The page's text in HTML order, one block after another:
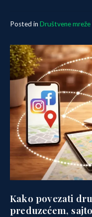
Posted in Društvene
Kako povezati
preduzećem,